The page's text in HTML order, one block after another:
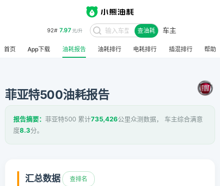
92# 7.97元/升 查油耗 车主
首页 App下载 油耗报告 油耗排行 电耗排行 插混排行 帮助
菲亚特500油耗报告
报告摘要： 菲亚特500 累计735,426公里众测数据， 车主综合满意
度8.3分。
汇总数据 查排名